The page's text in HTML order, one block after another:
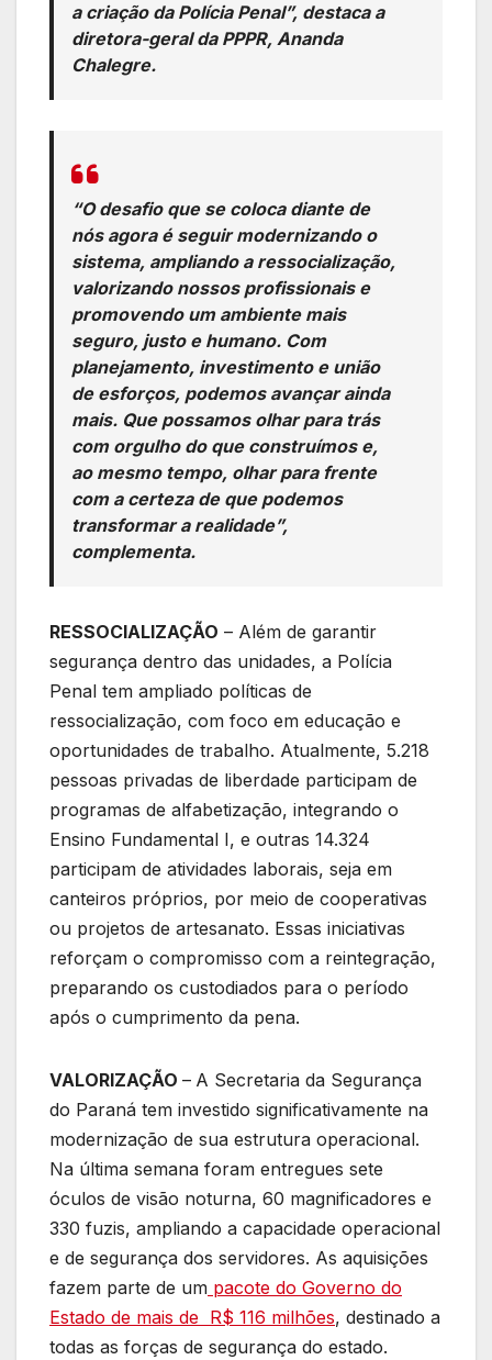
a criação da Polícia Penal”, destaca a
diretora-geral da PPPR, Ananda
Chalegre.
“O desafio que se coloca diante de
nós agora é seguir modernizando o
sistema, ampliando a ressocialização,
valorizando nossos profissionais e
promovendo um ambiente mais
seguro, justo e humano. Com
planejamento, investimento e união
de esforços, podemos avançar ainda
mais. Que possamos olhar para trás
com orgulho do que construímos e,
ao mesmo tempo, olhar para frente
com a certeza de que podemos
transformar a realidade”,
complementa.
RESSOCIALIZAÇÃO – Além de garantir
segurança dentro das unidades, a Polícia
Penal tem ampliado políticas de
ressocialização, com foco em educação e
oportunidades de trabalho. Atualmente, 5.218
pessoas privadas de liberdade participam de
programas de alfabetização, integrando o
Ensino Fundamental I, e outras 14.324
participam de atividades laborais, seja em
canteiros próprios, por meio de cooperativas
ou projetos de artesanato. Essas iniciativas
reforçam o compromisso com a reintegração,
preparando os custodiados para o período
após o cumprimento da pena.
VALORIZAÇÃO – A Secretaria da Segurança
do Paraná tem investido significativamente na
modernização de sua estrutura operacional.
Na última semana foram entregues sete
óculos de visão noturna, 60 magnificadores e
330 fuzis, ampliando a capacidade operacional
e de segurança dos servidores. As aquisições
fazem parte de um pacote do Governo do
Estado de mais de R$ 116 milhões, destinado a
todas as forças de segurança do estado.